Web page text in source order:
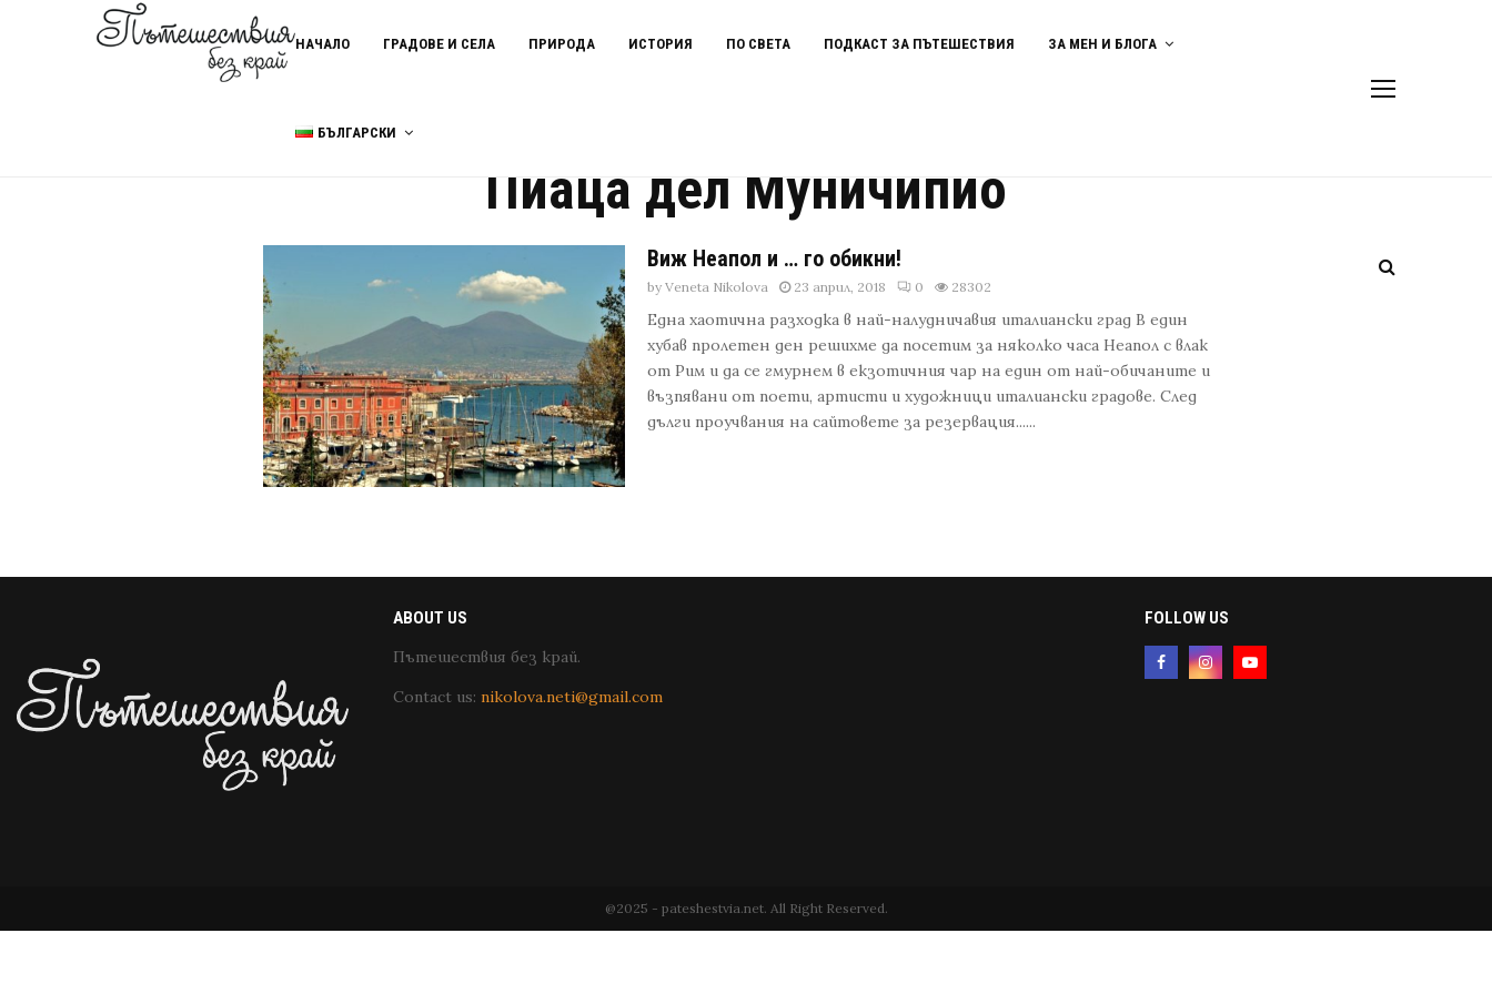
НАЧАЛО ГРАДОВЕ И СЕЛА ПРИРОДА ИСТОРИЯ ПО СВЕТА ПОДКАСТ ЗА ПЪТЕШЕСТВИЯ ЗА МЕН И БЛОГА
БЪЛГАРСКИ
Home Пиаца дел Муничипио
Пиаца дел Муничипио
Виж Неапол и … го обикни!
byVeneta Nikolova 23 април, 2018 0 28302
Една хаотична разходка в най-налудничавия италиански град В един
хубав пролетен ден решихме да посетим за няколко часа Неапол с влак
от Рим и да се гмурнем в екзотичния чар на един от най-обичаните и
възпявани от поети, артисти и художници италиански градове. След
дълги проучвания на сайтовете за резервация......
ABOUT US
Пътешествия без край.
Contact us: nikolova.neti@gmail.com
FOLLOW US
@2025 - pateshestvia.net. All Right Reserved.